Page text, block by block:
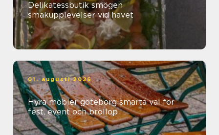
Delikatessbutik smögen
smakupplevelser vid havet
01. augusti 2026
Hyra möbler göteborg smarta val för
fest, event och bröllop